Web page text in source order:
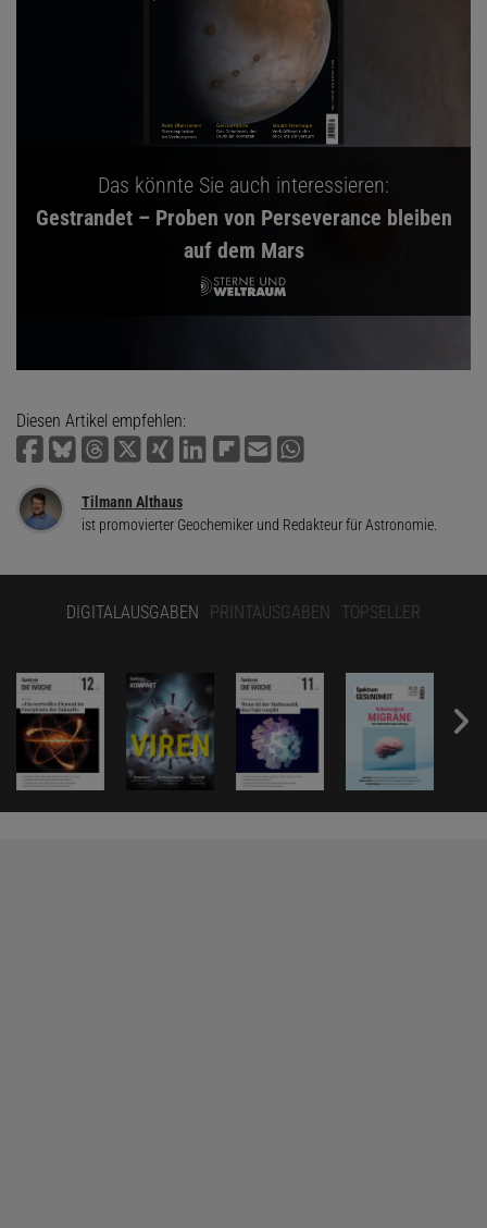
Das könnte Sie auch interessieren:
Gestrandet – Proben von Perseverance bleiben
auf dem Mars
Diesen Artikel empfehlen:
Tilmann Althaus
ist promovierter Geochemiker und Redakteur für Astronomie.
DIGITALAUSGABEN PRINTAUSGABEN TOPSELLER